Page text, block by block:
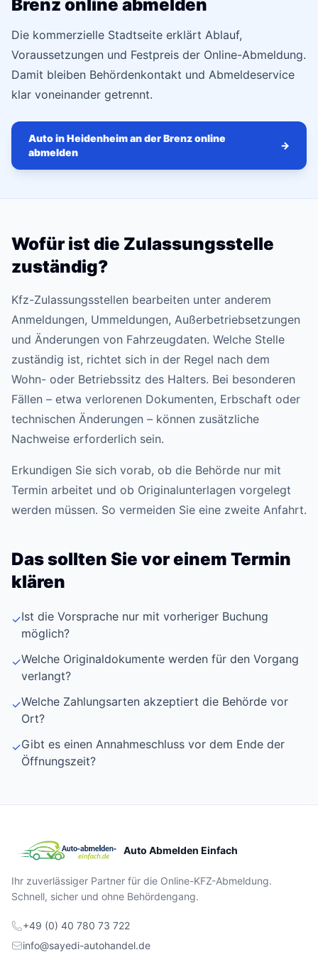
Brenz online abmelden
Die kommerzielle Stadtseite erklärt Ablauf,
Voraussetzungen und Festpreis der Online-Abmeldung.
Damit bleiben Behördenkontakt und Abmeldeservice
klar voneinander getrennt.
Auto in Heidenheim an der Brenz online
abmelden
→
Wofür ist die Zulassungsstelle
zuständig?
Kfz-Zulassungsstellen bearbeiten unter anderem
Anmeldungen, Ummeldungen, Außerbetriebsetzungen
und Änderungen von Fahrzeugdaten. Welche Stelle
zuständig ist, richtet sich in der Regel nach dem
Wohn- oder Betriebssitz des Halters. Bei besonderen
Fällen – etwa verlorenen Dokumenten, Erbschaft oder
technischen Änderungen – können zusätzliche
Nachweise erforderlich sein.
Erkundigen Sie sich vorab, ob die Behörde nur mit
Termin arbeitet und ob Originalunterlagen vorgelegt
werden müssen. So vermeiden Sie eine zweite Anfahrt.
Das sollten Sie vor einem Termin
klären
✓Ist die Vorsprache nur mit vorheriger Buchung
möglich?
✓Welche Originaldokumente werden für den Vorgang
verlangt?
✓Welche Zahlungsarten akzeptiert die Behörde vor
Ort?
✓Gibt es einen Annahmeschluss vor dem Ende der
Öffnungszeit?
Auto Abmelden Einfach
Ihr zuverlässiger Partner für die Online-KFZ-Abmeldung.
Schnell, sicher und ohne Behördengang.
+49 (0) 40 780 73 722
info@sayedi-autohandel.de